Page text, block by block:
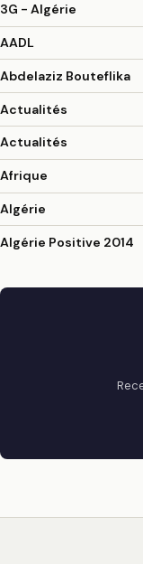
3G - Algérie
AADL
Abdelaziz Bouteflika
Actualités
Actualités
Afrique
Algérie
Algérie Positive 2014